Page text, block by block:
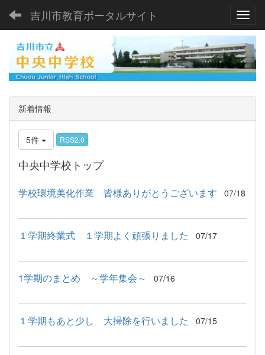
吉川市教育ポータルサイト
新着情報
5件 RSS2.0
中央中学校トップ
学校環境美化作業 皆様ありがとうございます 07/18
１学期終業式 １学期よく頑張りました 07/17
1学期のまとめ ～学年集会～ 07/16
１学期もあと少し 大掃除を行いました 07/15